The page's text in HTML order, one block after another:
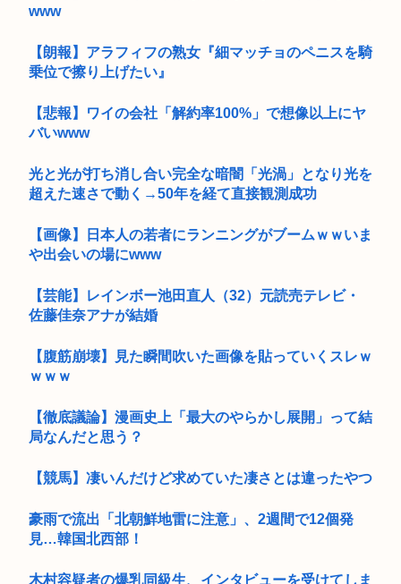
www
【朗報】アラフィフの熟女『細マッチョのペニスを騎
乗位で擦り上げたい』
【悲報】ワイの会社「解約率100%」で想像以上にヤ
バいwww
光と光が打ち消し合い完全な暗闇「光渦」となり光を
超えた速さで動く→50年を経て直接観測成功
【画像】日本人の若者にランニングがブームｗｗいま
や出会いの場にwww
【芸能】レインボー池田直人（32）元読売テレビ・
佐藤佳奈アナが結婚
【腹筋崩壊】見た瞬間吹いた画像を貼っていくスレｗ
ｗｗｗ
【徹底議論】漫画史上「最大のやらかし展開」って結
局なんだと思う？
【競馬】凄いんだけど求めていた凄さとは違ったやつ
豪雨で流出「北朝鮮地雷に注意」、2週間で12個発
見…韓国北西部！
木村容疑者の爆乳同級生、インタビューを受けてしま